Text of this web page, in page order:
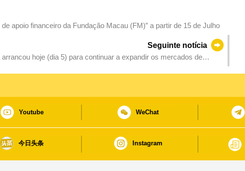
Abertura das candidaturas aos “Três planos de apoio financeiro da Fundação Macau (FM)” a partir de 15 de Julho
Seguinte notícia
hoje (dia 5) para continuar a expandir os mercados de
Youtube WeChat
今日头条 Instagram